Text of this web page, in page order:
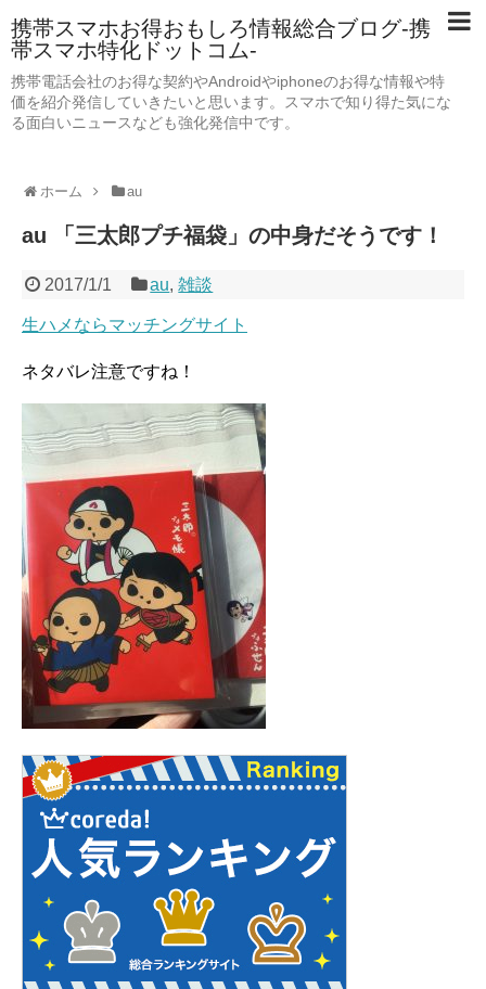
携帯スマホお得おもしろ情報総合ブログ-携
帯スマホ特化ドットコム-
携帯電話会社のお得な契約やAndroidやiphoneのお得な情報や特
価を紹介発信していきたいと思います。スマホで知り得た気にな
る面白いニュースなども強化発信中です。
ホーム au
au 「三太郎プチ福袋」の中身だそうです！
2017/1/1 au,雑談
生ハメならマッチングサイト
ネタバレ注意ですね！